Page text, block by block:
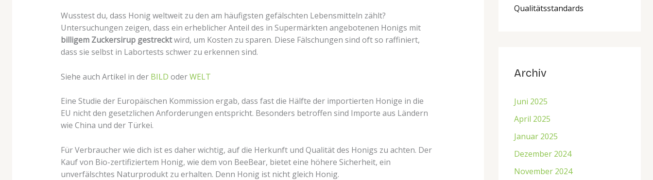
Wusstest du, dass Honig weltweit zu den am häufigsten gefälschten Lebensmitteln zählt?
Untersuchungen zeigen, dass ein erheblicher Anteil des in Supermärkten angebotenen Honigs mit
billigem Zuckersirup gestrecktwird, um Kosten zu sparen. Diese Fälschungen sind oft so raffiniert,
dass sie selbst in Labortests schwer zu erkennen sind.
Siehe auch Artikel in der BILD oderWELT
Eine Studie der Europäischen Kommission ergab, dass fast die Hälfte der importierten Honige in die
EU nicht den gesetzlichen Anforderungen entspricht. Besonders betroffen sind Importe aus Ländern
wie China und der Türkei.
Für Verbraucher wie dich ist es daher wichtig, auf die Herkunft und Qualität des Honigs zu achten. Der
Kauf von Bio-zertifiziertem Honig, wie dem von BeeBear, bietet eine höhere Sicherheit, ein
unverfälschtes Naturprodukt zu erhalten. Denn Honig ist nicht gleich Honig.
Qualitätsstandards
Archiv
Juni 2025
April 2025
Januar 2025
Dezember 2024
November 2024